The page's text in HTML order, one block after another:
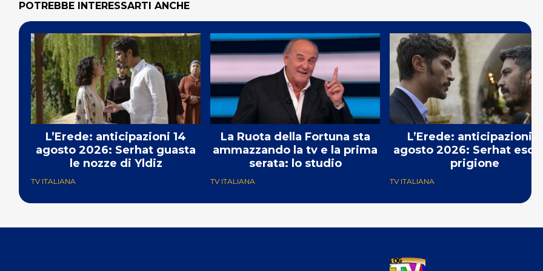
POTREBBE INTERESSARTI ANCHE
L’Erede: anticipazioni 14
agosto 2026: Serhat guasta
le nozze di Yldiz
TV ITALIANA
La Ruota della Fortuna sta
ammazzando la tv e la prima
serata: lo studio
TV ITALIANA
L’Erede: anticipazioni 7
agosto 2026: Serhat esce
prigione
TV ITALIANA